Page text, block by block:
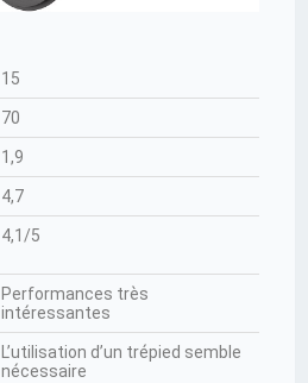
15
70
1,9
4,7
4,1/5
Performances très
intéressantes
L’utilisation d’un trépied semble
nécessaire